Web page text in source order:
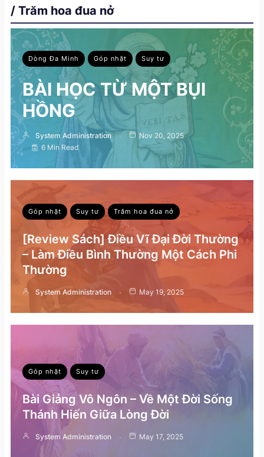
/ Trăm hoa đua nở
Dòng Đa Minh Góp nhặt Suy tư
BÀI HỌC TỪ MỘT BỤI
HỒNG
System Administration
Nov 20, 2025
6 Min Read
Góp nhặt Suy tư Trăm hoa đua nở
[Review Sách] Điều Vĩ Đại Đời Thường
– Làm Điều Bình Thường Một Cách Phi
Thường
System Administration May 19, 2025
Góp nhặt Suy tư
Bài Giảng Vô Ngôn – Về Một Đời Sống
Thánh Hiến Giữa Lòng Đời
System Administration May 17, 2025